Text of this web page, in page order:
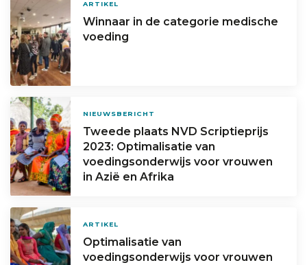
ARTIKEL
Winnaar in de categorie medische
voeding
NIEUWSBERICHT
Tweede plaats NVD Scriptieprijs
2023: Optimalisatie van
voedingsonderwijs voor vrouwen
in Azië en Afrika
ARTIKEL
Optimalisatie van
voedingsonderwijs voor vrouwen